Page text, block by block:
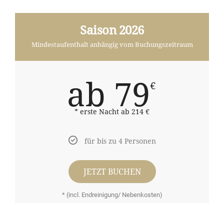
Saison 2026
Mindestaufenthalt anhängig vom Buchungszeitraum
ab 79€
* erste Nacht ab 214 €
für bis zu 4 Personen
JETZT BUCHEN
* (incl. Endreinigung/ Nebenkosten)